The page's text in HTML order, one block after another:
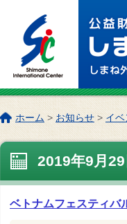
こ
ペ
ホーム > お知らせ > イ
2019年9月
ベトナムフェスティバ